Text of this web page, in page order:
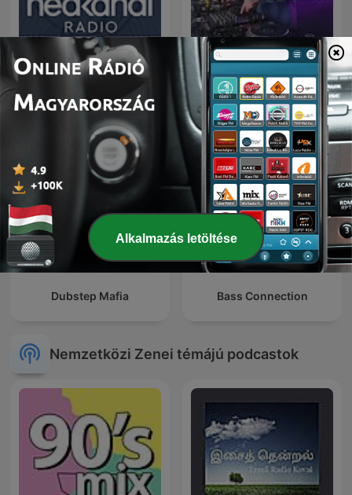
Progressive House &
Trance
Dubstep Mafia Bass Connection
Nemzetközi Zenei témájú podcastok
Alkalmazás letöltése